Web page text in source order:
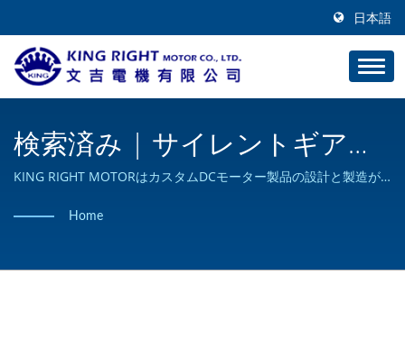
日本語
検索済み | サイレントギア＆
ワームギア - ギアモーターメ
ーカー | KING RIGHT MOTOR
KING RIGHT MOTORはカスタムDCモーター製品の設計と製造が
Home